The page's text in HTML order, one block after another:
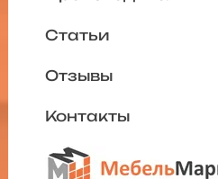
Статьи
Отзывы
Контакты